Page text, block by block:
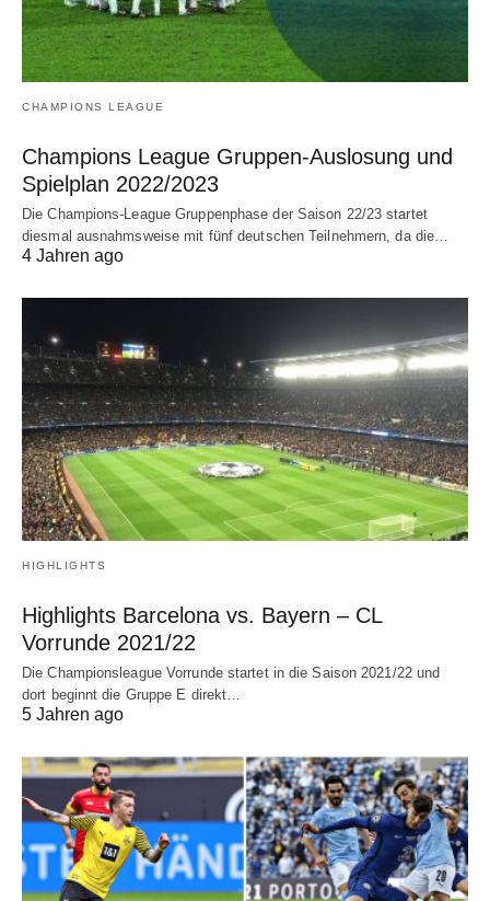
CHAMPIONS LEAGUE
Champions League Gruppen-Auslosung und
Spielplan 2022/2023
Die Champions-League Gruppenphase der Saison 22/23 startet
diesmal ausnahmsweise mit fünf deutschen Teilnehmern, da die…
4 Jahren ago
HIGHLIGHTS
Highlights Barcelona vs. Bayern – CL
Vorrunde 2021/22
Die Championsleague Vorrunde startet in die Saison 2021/22 und
dort beginnt die Gruppe E direkt…
5 Jahren ago